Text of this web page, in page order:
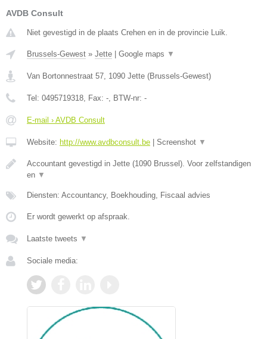
AVDB Consult
Niet gevestigd in de plaats Crehen en in de provincie Luik.
Brussels-Gewest » Jette | Google maps ▼
Van Bortonnestraat 57 1090 Jette (Brussels-Gewest)
Tel: 0495719318 , Fax: - , BTW-nr: -
E-mail › AVDB Consult
Website: http://www.avdbconsult.be | Screenshot ▼
Accountant gevestigd in Jette (1090 Brussel). Voor zelfstandigen
en ▼
Diensten: Accountancy, Boekhouding, Fiscaal advies
Er wordt gewerkt op afspraak.
Laatste tweets ▼
Sociale media: